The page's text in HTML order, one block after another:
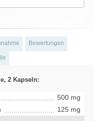
Bewertungen
2 Kapseln:
500 mg
125 mg